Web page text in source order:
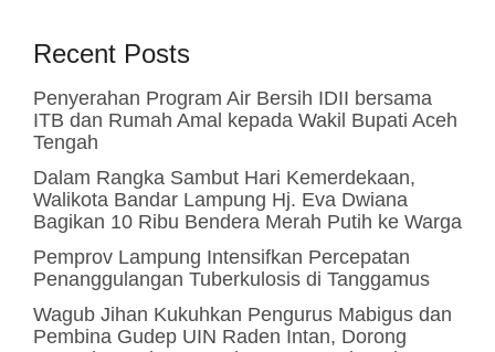
Recent Posts
Penyerahan Program Air Bersih IDII bersama
ITB dan Rumah Amal kepada Wakil Bupati Aceh
Tengah
Dalam Rangka Sambut Hari Kemerdekaan,
Walikota Bandar Lampung Hj. Eva Dwiana
Bagikan 10 Ribu Bendera Merah Putih ke Warga
Pemprov Lampung Intensifkan Percepatan
Penanggulangan Tuberkulosis di Tanggamus
Wagub Jihan Kukuhkan Pengurus Mabigus dan
Pembina Gudep UIN Raden Intan, Dorong